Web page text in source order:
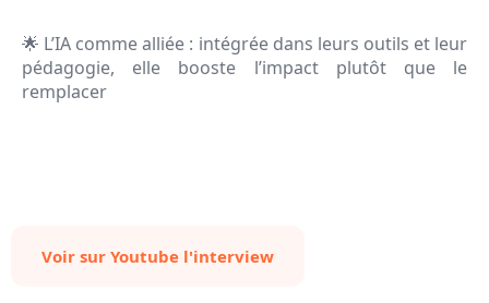
🌟 L’IA comme alliée : intégrée dans leurs outils et leur
pédagogie, elle booste l’impact plutôt que le
remplacer
Voir sur Youtube l'interview